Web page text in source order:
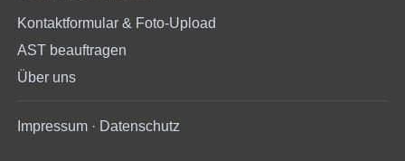
Kontaktformular & Foto-Upload
AST beauftragen
Über uns
Impressum · Datenschutz